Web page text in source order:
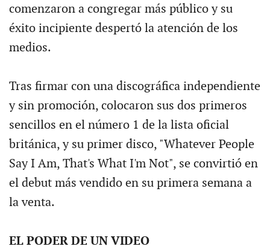
comenzaron a congregar más público y su
éxito incipiente despertó la atención de los
medios.
Tras firmar con una discográfica independiente
y sin promoción, colocaron sus dos primeros
sencillos en el número 1 de la lista oficial
británica, y su primer disco, "Whatever People
Say I Am, That's What I'm Not", se convirtió en
el debut más vendido en su primera semana a
la venta.
EL PODER DE UN VIDEO